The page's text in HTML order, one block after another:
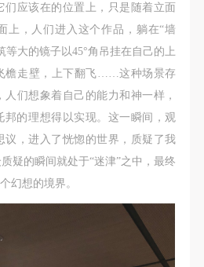
们应该在的位置上，只是随着立面
上，人们进入这个作品，躺在“墙
等大的镜子以45°角吊挂在自己的上
檐走壁，上下翻飞……这种场景存
们想象着自己的能力和神一样，
的理想得以实现。这一瞬间，观
议，进入了恍惚的世界，质疑了我
疑的瞬间就处于“迷津”之中，最终
幻想的境界。